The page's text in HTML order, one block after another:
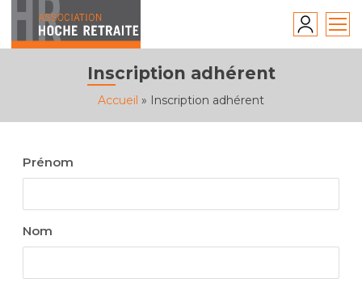
Skip
content
Inscription adhérent
Accueil » Inscription adhérent
Prénom
Nom